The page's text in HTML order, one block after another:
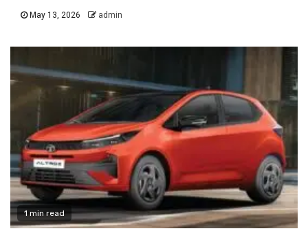
May 13, 2026 admin
1 min read